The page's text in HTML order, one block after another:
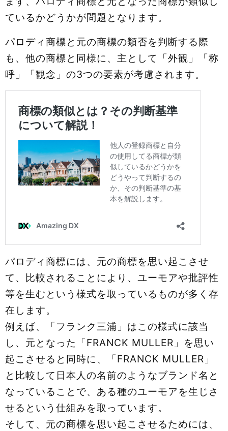
ているかどうかが問題となります。
パロディ商標と元の商標の類否を判断する際
も、他の商標と同様に、主として「外観」「称
呼」「観念」の3つの要素が考慮されます。
パロディ商標には、元の商標を思い起こさせ
て、比較されることにより、ユーモアや批評性
等を生むという様式を取っているものが多く存
在します。
例えば、「フランク三浦」はこの様式に該当
し、元となった「FRANCK MULLER」を思い
起こさせると同時に、「FRANCK MULLER」
と比較して日本人の名前のようなブランド名と
なっていることで、ある種のユーモアを生じさ
せるという仕組みを取っています。
そして、元の商標を思い起こさせるためには、